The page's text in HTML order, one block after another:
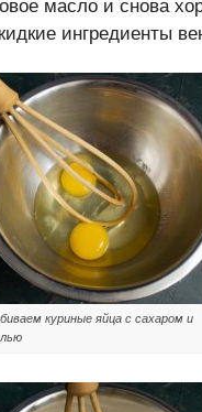
масло и снова
ингредиенты
куриные яйца с сахаром и